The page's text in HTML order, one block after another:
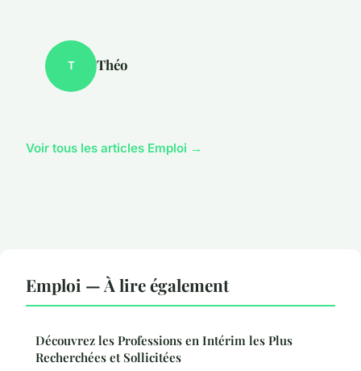
T Théo
Voir tous les articles Emploi →
Emploi — À lire également
Découvrez les Professions en Intérim les Plus
Recherchées et Sollicitées